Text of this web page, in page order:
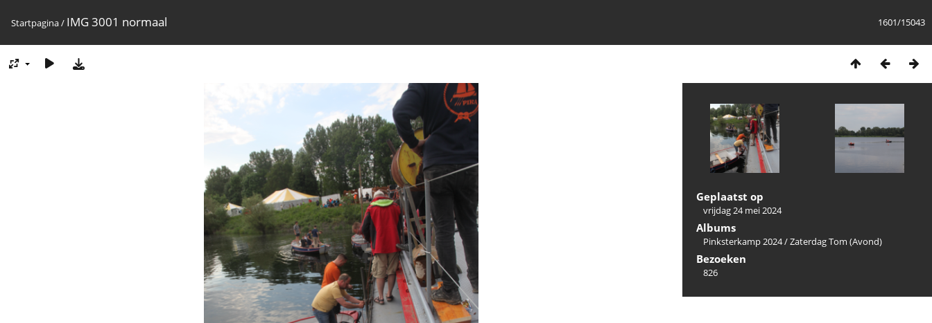
1601/15043
Startpagina/ IMG 3001 normaal
Geplaatst op
vrijdag 24 mei 2024
Albums
Pinksterkamp 2024/Zaterdag Tom (Avond)
Bezoeken
826